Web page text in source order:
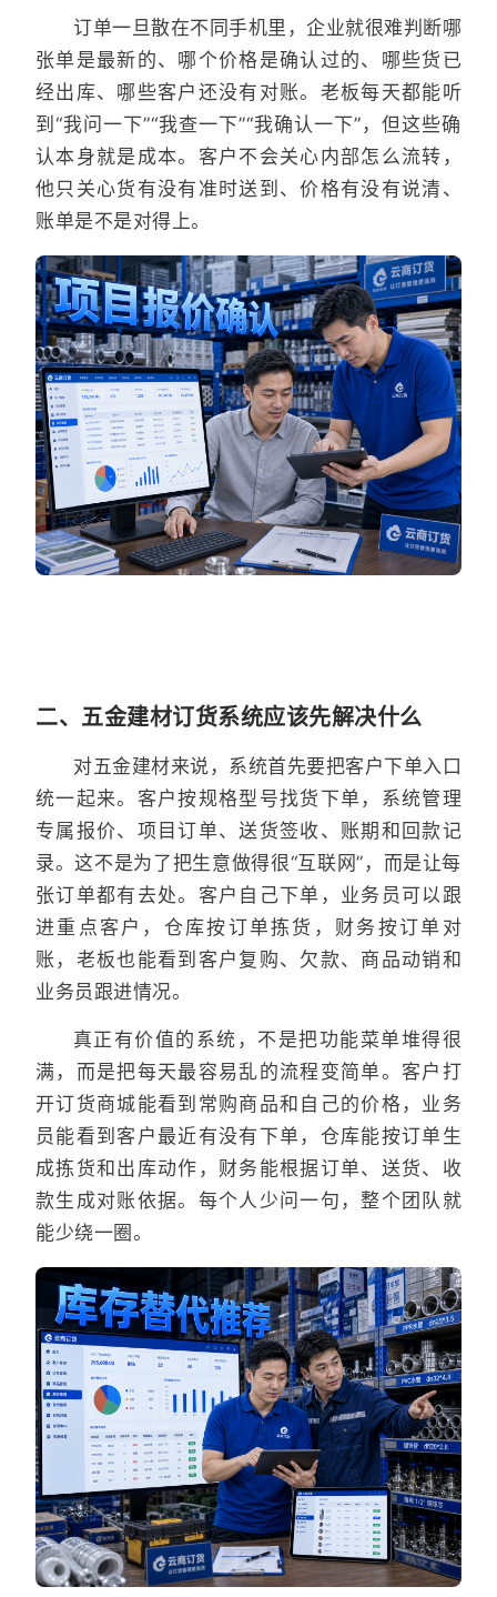
订单一旦散在不同手机里，企业就很难判断哪
张单是最新的、哪个价格是确认过的、哪些货已
经出库、哪些客户还没有对账。老板每天都能听
到“我问一下”“我查一下”“我确认一下”，但这些确
认本身就是成本。客户不会关心内部怎么流转，
他只关心货有没有准时送到、价格有没有说清、
账单是不是对得上。
二、五金建材订货系统应该先解决什么
对五金建材来说，系统首先要把客户下单入口
统一起来。客户按规格型号找货下单，系统管理
专属报价、项目订单、送货签收、账期和回款记
录。这不是为了把生意做得很“互联网”，而是让每
张订单都有去处。客户自己下单，业务员可以跟
进重点客户，仓库按订单拣货，财务按订单对
账，老板也能看到客户复购、欠款、商品动销和
业务员跟进情况。
真正有价值的系统，不是把功能菜单堆得很
满，而是把每天最容易乱的流程变简单。客户打
开订货商城能看到常购商品和自己的价格，业务
员能看到客户最近有没有下单，仓库能按订单生
成拣货和出库动作，财务能根据订单、送货、收
款生成对账依据。每个人少问一句，整个团队就
能少绕一圈。